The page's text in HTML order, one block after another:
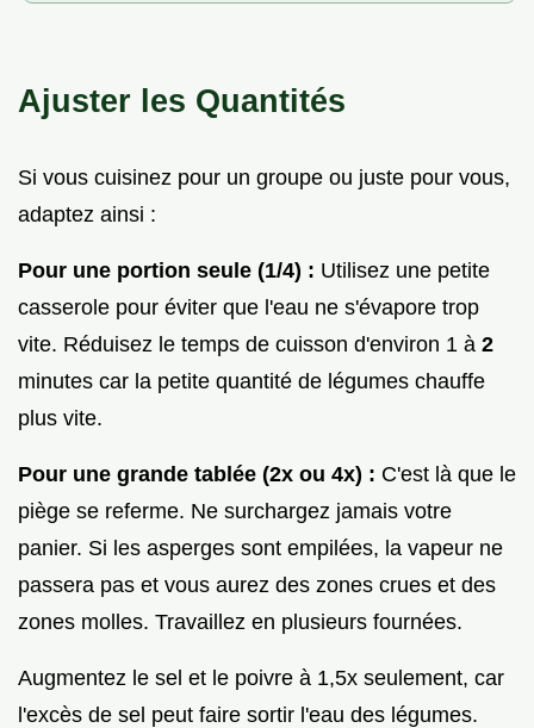
Ajuster les Quantités
Si vous cuisinez pour un groupe ou juste pour vous,
adaptez ainsi :
Pour une portion seule (1/4) : Utilisez une petite
casserole pour éviter que l'eau ne s'évapore trop
vite. Réduisez le temps de cuisson d'environ 1 à 2
minutes car la petite quantité de légumes chauffe
plus vite.
Pour une grande tablée (2x ou 4x) : C'est là que le
piège se referme. Ne surchargez jamais votre
panier. Si les asperges sont empilées, la vapeur ne
passera pas et vous aurez des zones crues et des
zones molles. Travaillez en plusieurs fournées.
Augmentez le sel et le poivre à 1,5x seulement, car
l'excès de sel peut faire sortir l'eau des légumes.